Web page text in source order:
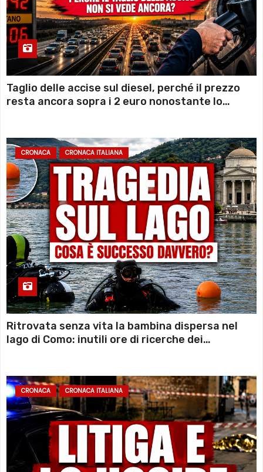
Taglio delle accise sul diesel, perché il prezzo
resta ancora sopra i 2 euro nonostante lo
CRONACA CRONACA ITALIANA
Ritrovata senza vita la bambina dispersa nel
lago di Como: inutili ore di ricerche dei
CRONACA CRONACA ITALIANA